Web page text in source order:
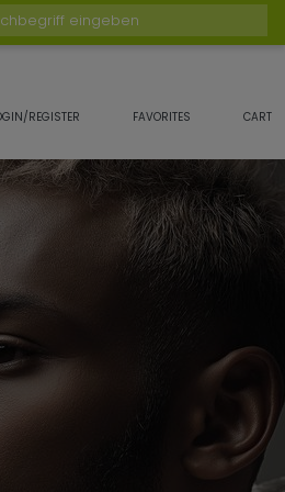
eingeben
REGISTER FAVORITES CART